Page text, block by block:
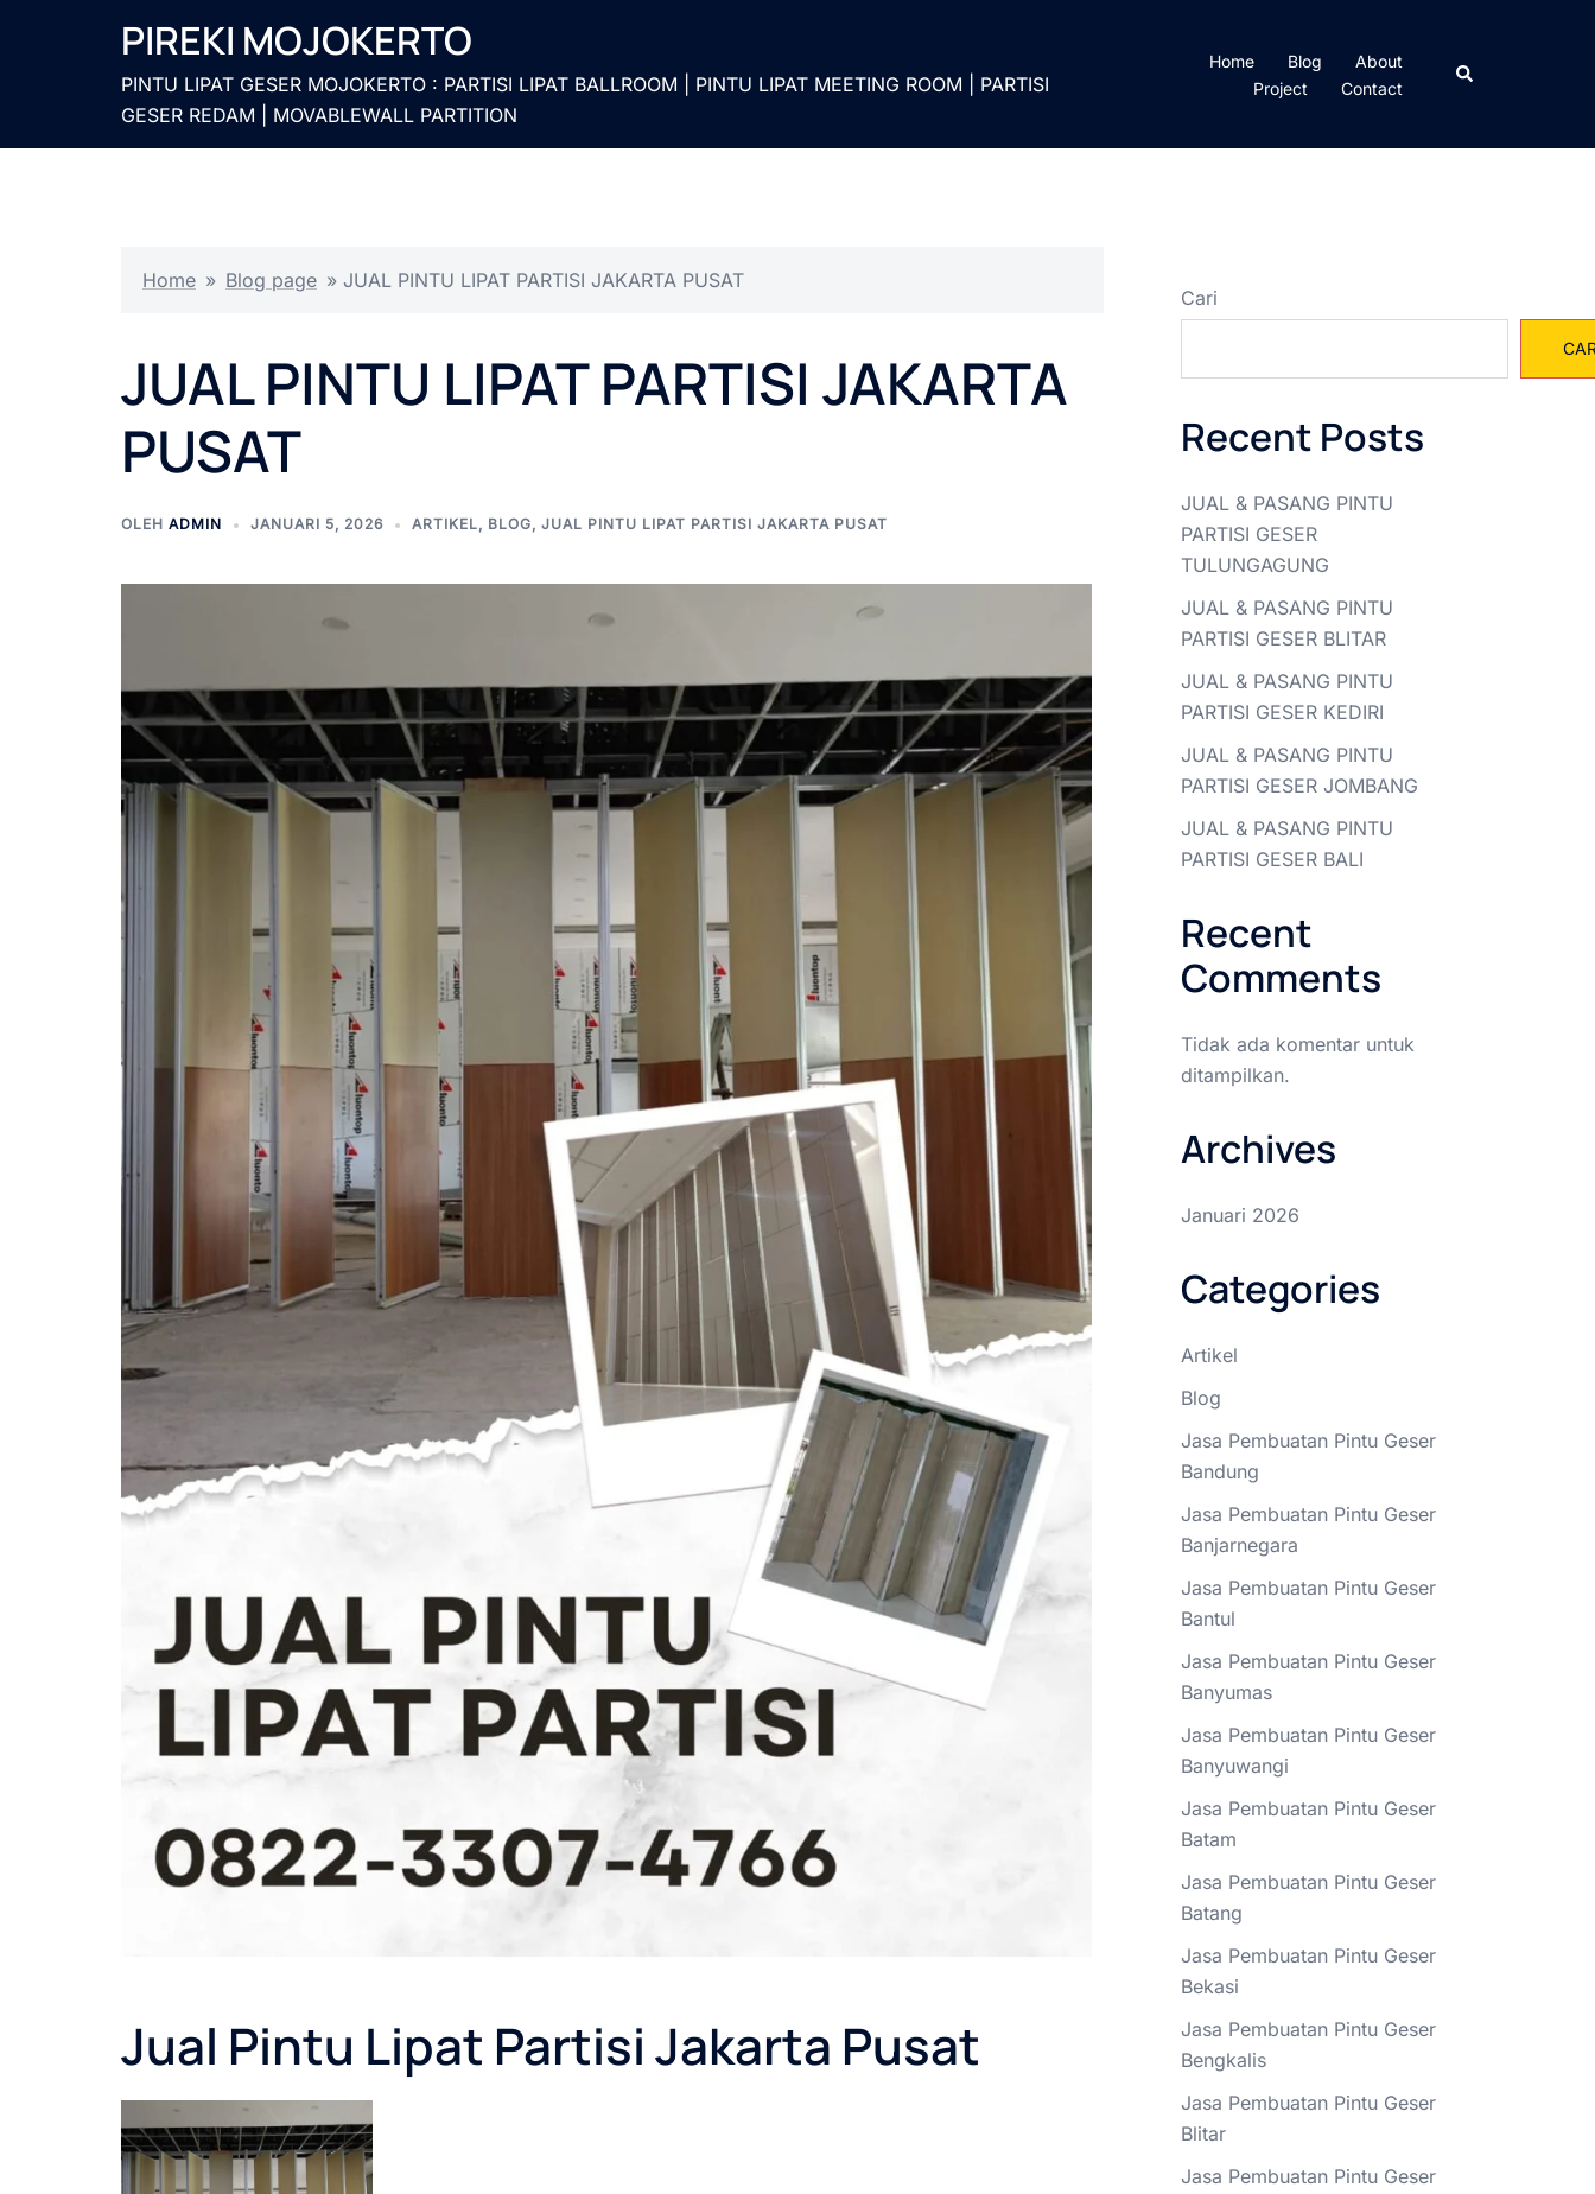
PIREKI MOJOKERTO
PINTU LIPAT GESER MOJOKERTO : PARTISI LIPAT BALLROOM | PINTU LIPAT MEETING ROOM | PARTISI
GESER REDAM | MOVABLEWALL PARTITION
Home Blog
About
Project
Contact
Cari
Home » Blog page » JUAL PINTU LIPAT PARTISI JAKARTA PUSAT
JUAL PINTU LIPAT PARTISI JAKARTA
PUSAT
OLEH ADMIN JANUARI 5, 2026 ARTIKEL, BLOG, JUAL PINTU LIPAT PARTISI JAKARTA PUSAT
Jual Pintu Lipat Partisi Jakarta Pusat
Cari
Recent Posts
JUAL & PASANG PINTU
PARTISI GESER
TULUNGAGUNG
JUAL & PASANG PINTU
PARTISI GESER BLITAR
JUAL & PASANG PINTU
PARTISI GESER KEDIRI
JUAL & PASANG PINTU
PARTISI GESER JOMBANG
JUAL & PASANG PINTU
PARTISI GESER BALI
Recent
Comments
Tidak ada komentar untuk
ditampilkan.
Archives
Januari 2026
Categories
Artikel
Blog
Jasa Pembuatan Pintu Geser
Bandung
Jasa Pembuatan Pintu Geser
Banjarnegara
Jasa Pembuatan Pintu Geser
Bantul
Jasa Pembuatan Pintu Geser
Banyumas
Jasa Pembuatan Pintu Geser
Banyuwangi
Jasa Pembuatan Pintu Geser
Batam
Jasa Pembuatan Pintu Geser
Batang
Jasa Pembuatan Pintu Geser
Bekasi
Jasa Pembuatan Pintu Geser
Bengkalis
Jasa Pembuatan Pintu Geser
Blitar
Jasa Pembuatan Pintu Geser